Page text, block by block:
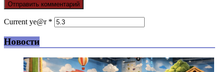
Current ye@r *
Новости